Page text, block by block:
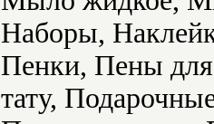
Наборы,
Пенки, Пены
тату,